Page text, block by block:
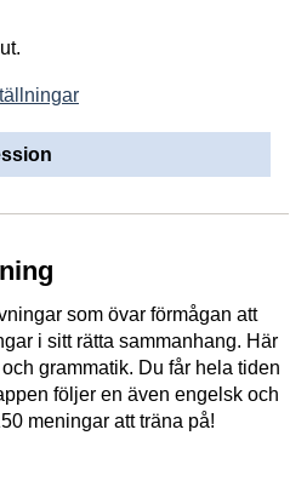
som övar förmågan att
i sitt rätta sammanhang. Här
grammatik. Du får hela tiden
följer en även engelsk och
meningar att träna på!